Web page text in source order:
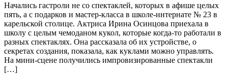
Начались гастроли не со спектаклей, которых в афише целых
пять, а с подарков и мастер-класса в школе-интернате № 23 в
карельской столице. Актриса Ирина Осинцова приехала в
школу с целым чемоданом кукол, которые когда-то работали в
разных спектаклях. Она рассказала об их устройстве, о
секретах создания, показала, как куклами можно управлять.
На мини-сцене получились импровизированные спектакли
[…]